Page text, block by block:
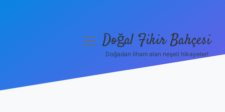
menüyüDoğal Fikir Bahçesi
Doğadan ilham alan neşeli hikayeler!